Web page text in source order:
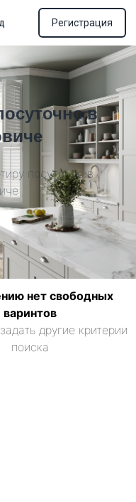
Регистрация
в
посуточно в
нет свободных
варинтов
другие критерии
поиска